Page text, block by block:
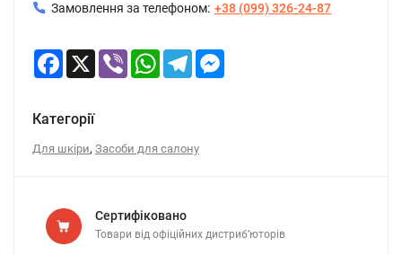
Замовлення за телефоном: +38 (099) 326-24-87
Facebook
X Viber WhatsApp
Telegram
Категорії
Для шкіри, Засоби для салону
Сертифіковано
Товари від офіційних дистриб’юторів